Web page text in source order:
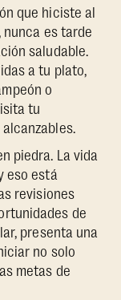
que hiciste al
nunca es tarde
saludable.
a tu plato,
o
tu
piedra. La vida
eso está
revisiones
de
presenta una
no solo
metas de